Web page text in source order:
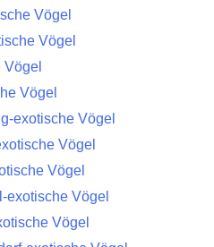
Vögel
Vögel
Vögel
exotische Vögel
Vögel
Vögel
exotische Vögel
Vögel